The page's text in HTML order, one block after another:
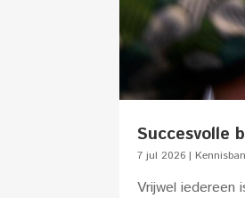
Succesvolle
7 jul 2026 |
Vrijwel iedereen